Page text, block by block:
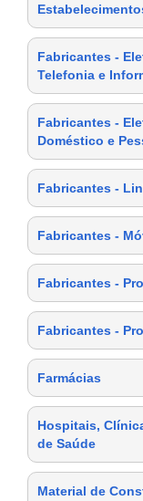
Fabricantes -
Telefonia e
Fabricantes -
Doméstico e
Fabricantes -
Fabricantes -
Fabricantes -
Fabricantes -
Farmácias
Hospitais,
de Saúde
Material de